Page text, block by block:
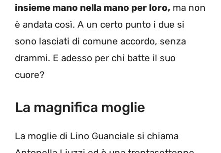
insieme mano nella mano per loro, ma non
è andata così. A un certo punto i due si
sono lasciati di comune accordo, senza
drammi. E adesso per chi batte il suo
cuore?
La magnifica moglie
La moglie di Lino Guanciale si chiama